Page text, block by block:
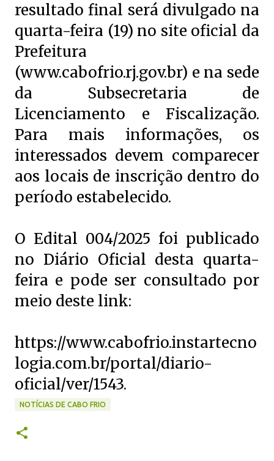
resultado final será divulgado na
quarta-feira (19) no site oficial da
Prefeitura
(www.cabofrio.rj.gov.br) e na sede
da Subsecretaria de
Licenciamento e Fiscalização.
Para mais informações, os
interessados devem comparecer
aos locais de inscrição dentro do
período estabelecido.
O Edital 004/2025 foi publicado
no Diário Oficial desta quarta-
feira e pode ser consultado por
meio deste link:
https://www.cabofrio.instartecno
logia.com.br/portal/diario-
oficial/ver/1543.
NOTÍCIAS DE CABO FRIO